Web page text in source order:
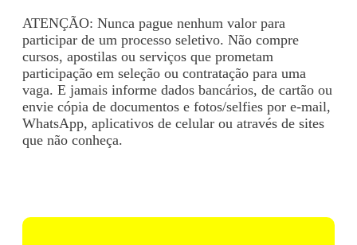
ATENÇÃO: Nunca pague nenhum valor para
participar de um processo seletivo. Não compre
cursos, apostilas ou serviços que prometam
participação em seleção ou contratação para uma
vaga. E jamais informe dados bancários, de cartão ou
envie cópia de documentos e fotos/selfies por e-mail,
WhatsApp, aplicativos de celular ou através de sites
que não conheça.